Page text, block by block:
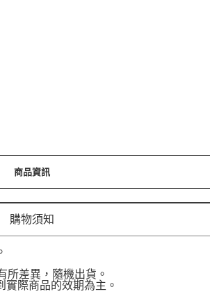
商品資訊
購物須知
差異，隨機出貨。
際商品的效期為主。